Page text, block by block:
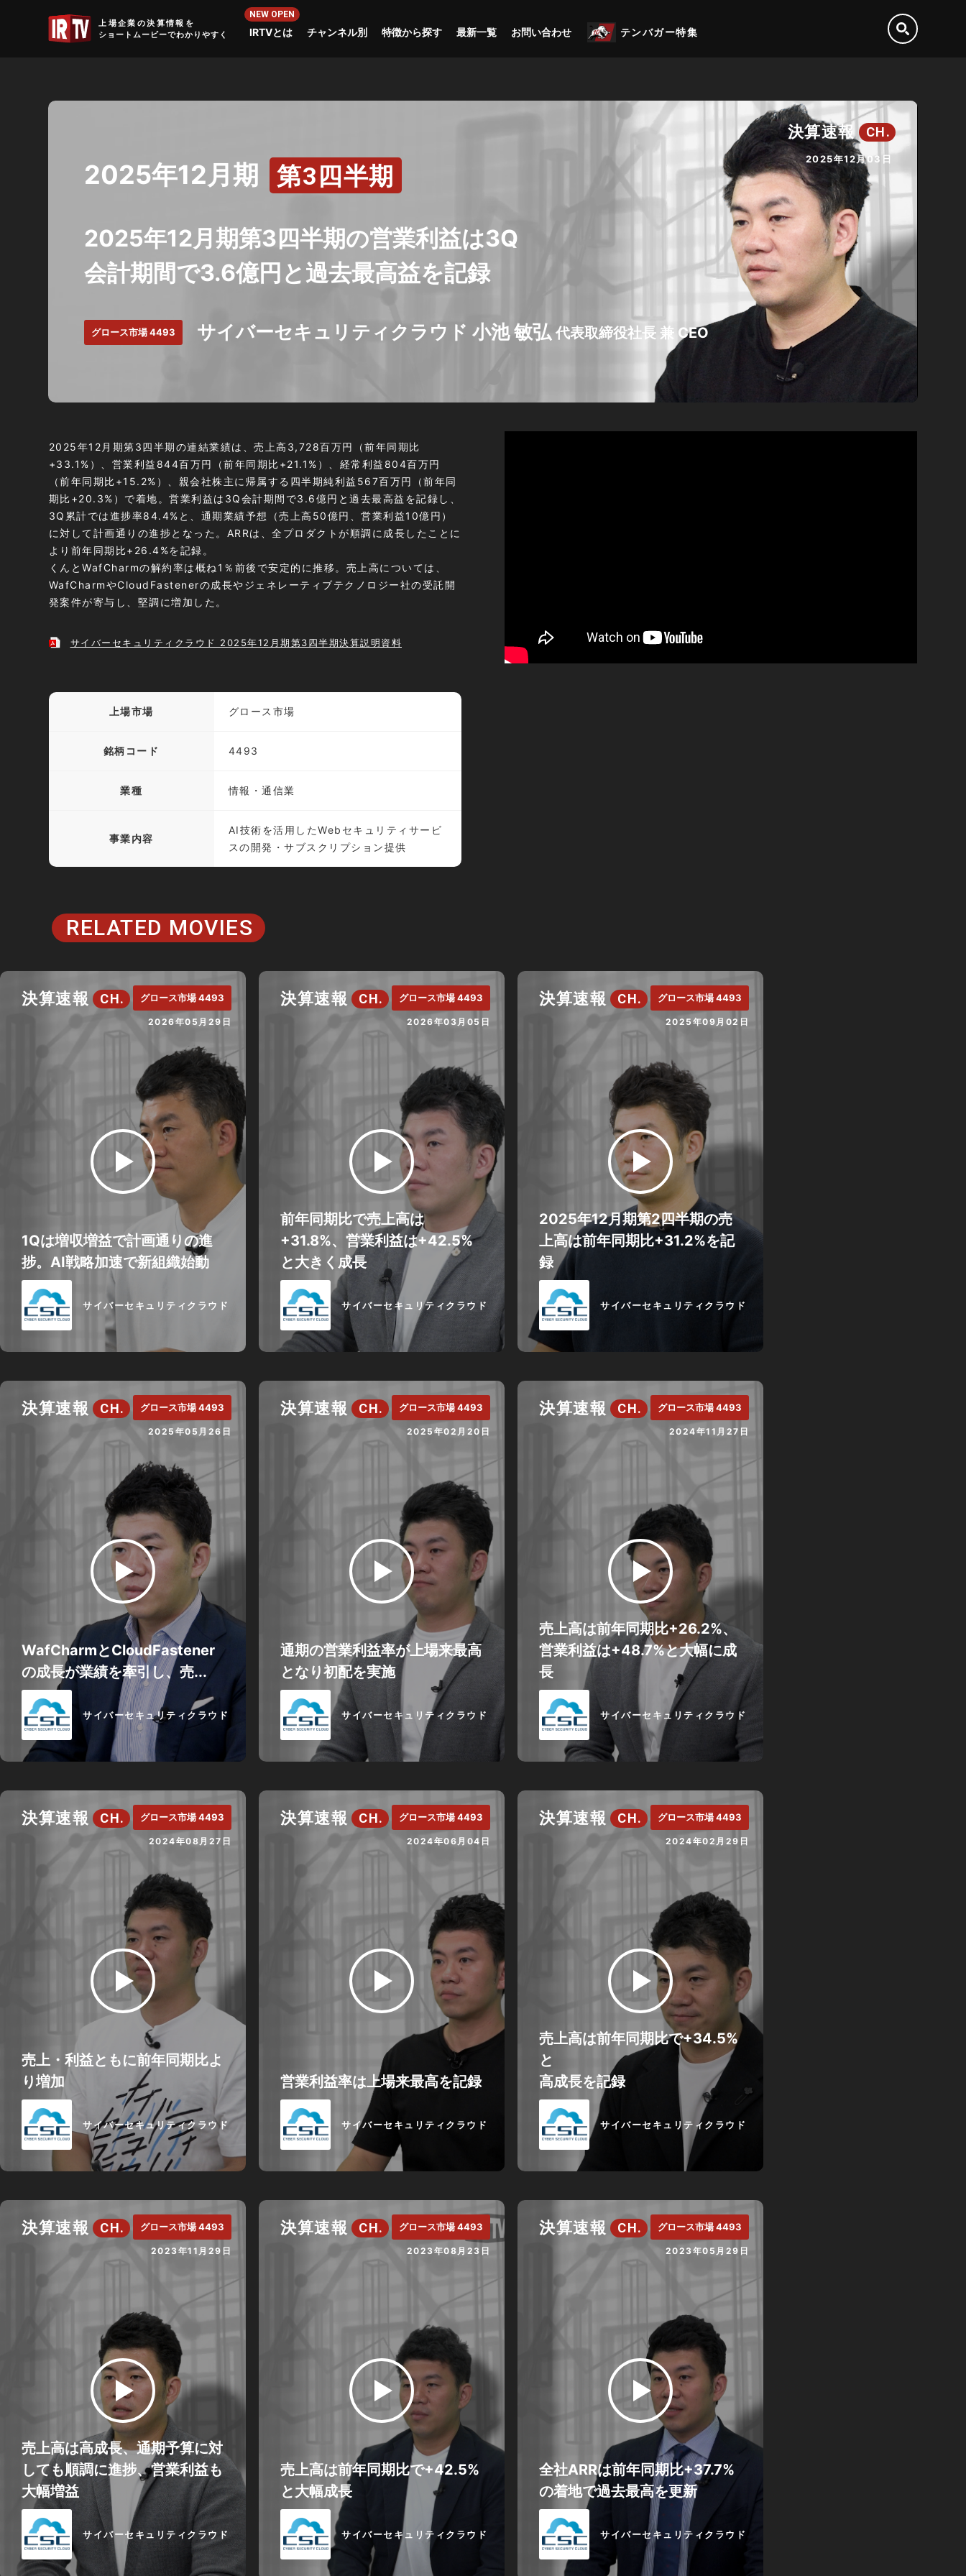
上場企業の決算情報を
ショートムービーでわかりやすく
IRTVとは チャンネル別 特徴から探す 最新一覧 お問い合わせ テンバガー特集
決算速報 CH.
2025年12月03日
2025年12月期 第3四半期
2025年12月期第3四半期の営業利益は3Q
会計期間で3.6億円と過去最高益を記録
グロース市場 4493 サイバーセキュリティクラウド 小池 敏弘代表取締役社長 兼 CEO
2025年12月期第3四半期の連結業績は、売上高3,728百万円（前年同期比
+33.1%）、営業利益844百万円（前年同期比+21.1%）、経常利益804百万円
（前年同期比+15.2%）、親会社株主に帰属する四半期純利益567百万円（前年同
期比+20.3%）で着地。営業利益は3Q会計期間で3.6億円と過去最高益を記録し、
3Q累計では進捗率84.4%と、通期業績予想（売上高50億円、営業利益10億円）
に対して計画通りの進捗となった。 ARRは、全プロダクトが順調に成長したことに
より前年同期比+26.4%を記録。
くんとWafCharmの解約率は概ね1％前後で安定的に推移。売上高については、
WafCharmやCloudFastenerの成長やジェネレーティブテクノロジー社の受託開
発案件が寄与し、堅調に増加した。
サイバーセキュリティクラウド 2025年12月期第3四半期決算説明資料
上場市場 グロース市場
銘柄コード 4493
業種 情報・通信業
事業内容
AI技術を活用したWebセキュリティサービ
スの開発・サブスクリプション提供
RELATED MOVIES
決算速報 CH. グロース市場 4493
2026年05月29日
サイバーセキュリティクラウド
1Qは増収増益で計画通りの進
捗。AI戦略加速で新組織始動
決算速報 CH. グロース市場 4493
2026年03月05日
サイバーセキュリティクラウド
前年同期比で売上高は
+31.8%、営業利益は+42.5%
と大きく成長
決算速報 CH. グロース市場 4493
2025年09月02日
サイバーセキュリティクラウド
2025年12月期第2四半期の売
上高は前年同期比+31.2%を記
録
決算速報 CH. グロース市場 4493
2025年05月26日
サイバーセキュリティクラウド
WafCharmとCloudFastener
の成長が業績を牽引し、売...
決算速報 CH. グロース市場 4493
2025年02月20日
サイバーセキュリティクラウド
通期の営業利益率が上場来最高
となり初配を実施
決算速報 CH. グロース市場 4493
2024年11月27日
サイバーセキュリティクラウド
売上高は前年同期比+26.2%、
営業利益は+48.7%と大幅に成
長
決算速報 CH. グロース市場 4493
2024年08月27日
サイバーセキュリティクラウド
売上・利益ともに前年同期比よ
り増加
決算速報 CH. グロース市場 4493
2024年06月04日
サイバーセキュリティクラウド
営業利益率は上場来最高を記録
決算速報 CH. グロース市場 4493
2024年02月29日
サイバーセキュリティクラウド
売上高は前年同期比で+34.5%
と
高成長を記録
決算速報 CH. グロース市場 4493
2023年11月29日
サイバーセキュリティクラウド
売上高は高成長、通期予算に対
しても順調に進捗、営業利益も
大幅増益
決算速報 CH. グロース市場 4493
2023年08月23日
サイバーセキュリティクラウド
売上高は前年同期比で+42.5%
と大幅成長
決算速報 CH. グロース市場 4493
2023年05月29日
サイバーセキュリティクラウド
全社ARRは前年同期比+37.7%
の着地で過去最高を更新